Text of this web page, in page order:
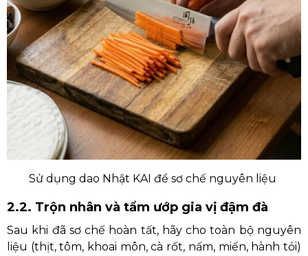
Sử dụng dao Nhật KAI để sơ chế nguyên liệu
2.2. Trộn nhân và tẩm ướp gia vị đậm đà
Sau khi đã sơ chế hoàn tất, hãy cho toàn bộ nguyên
liệu (thịt, tôm, khoai môn, cà rốt, nấm, miến, hành tỏi)